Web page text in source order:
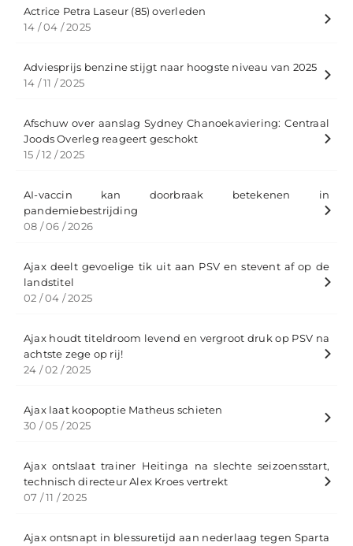
Actrice Petra Laseur (85) overleden
14 / 04 / 2025
Adviesprijs benzine stijgt naar hoogste niveau van 2025
14 / 11 / 2025
Afschuw over aanslag Sydney Chanoekaviering: Centraal
Joods Overleg reageert geschokt
15 / 12 / 2025
AI-vaccin kan doorbraak betekenen in
pandemiebestrijding
08 / 06 / 2026
Ajax deelt gevoelige tik uit aan PSV en stevent af op de
landstitel
02 / 04 / 2025
Ajax houdt titeldroom levend en vergroot druk op PSV na
achtste zege op rij!
24 / 02 / 2025
Ajax laat koopoptie Matheus schieten
30 / 05 / 2025
Ajax ontslaat trainer Heitinga na slechte seizoensstart,
technisch directeur Alex Kroes vertrekt
07 / 11 / 2025
Ajax ontsnapt in blessuretijd aan nederlaag tegen Sparta